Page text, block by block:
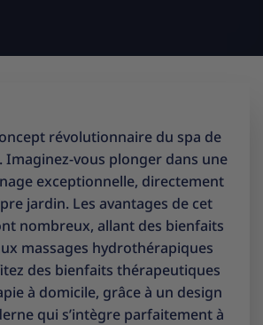
révolutionnaire du spa de
Imaginez-vous plonger dans une
exceptionnelle, directement
jardin. Les avantages de cet
nombreux, allant des bienfaits
massages hydrothérapiques
des bienfaits thérapeutiques
à domicile, grâce à un design
qui s’intègre parfaitement à